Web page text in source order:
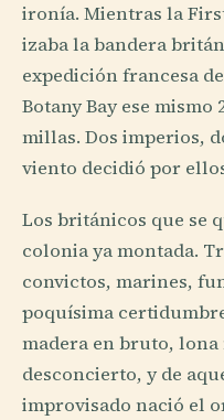
ironía. Mientras la
izaba la bandera
expedición francesa
Botany Bay ese mismo
millas. Dos imperios,
viento decidió por
Los británicos que se
colonia ya montada.
convictos, marines,
poquísima
madera en bruto, lona
desconcierto, y de
improvisado nació el